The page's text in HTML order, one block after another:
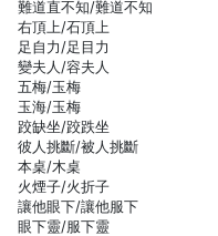
難道直不知/難道不知
右頂上/石頂上
足自力/足目力
變夫人/容夫人
五梅/玉梅
玉海/玉梅
跤缺坐/跤跌坐
彼人挑斷/被人挑斷
本桌/木桌
火煙子/火折子
讓他眼下/讓他服下
眼下靈/服下靈